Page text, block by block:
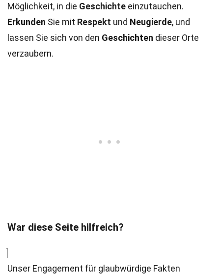
Möglichkeit, in die Geschichte einzutauchen.
Erkunden Sie mit Respekt und Neugierde, und
lassen Sie sich von den Geschichten dieser Orte
verzaubern.
War diese Seite hilfreich?
Unser Engagement für glaubwürdige Fakten